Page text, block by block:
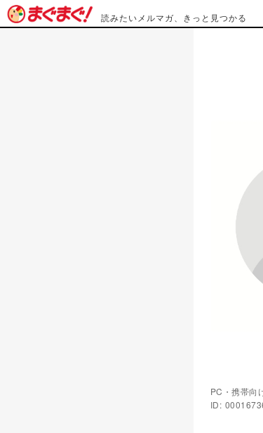
読みたいメルマガ、きっと見つかる
PC・携帯向
ID: